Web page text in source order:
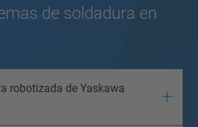
de soldadura en
robotizada de Yaskawa